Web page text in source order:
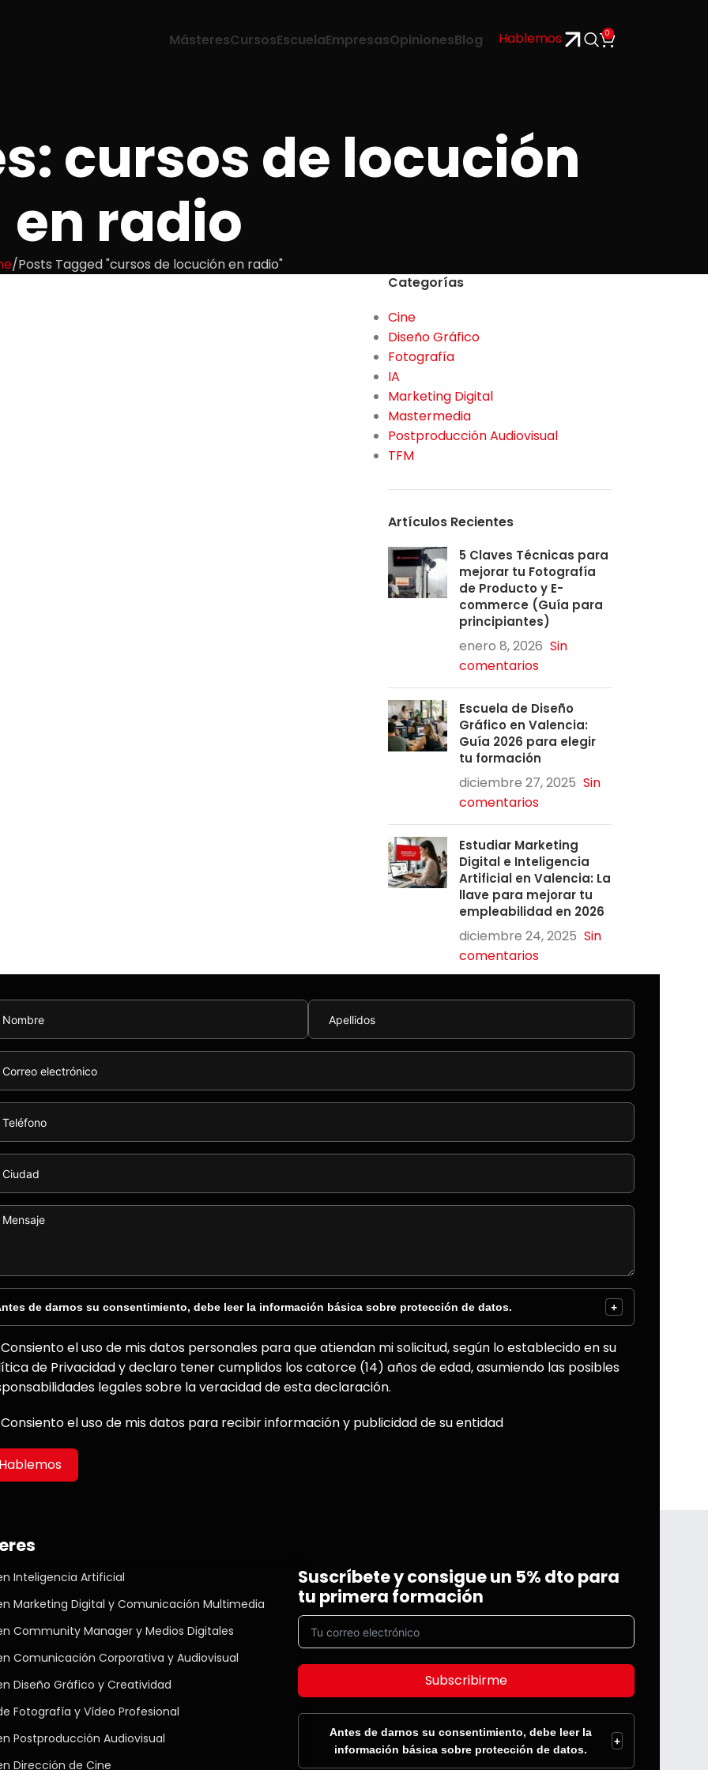
MásteresCursosEscuelaEmpresasOpinionesBlog Hablemos 0
cursos de locución
en radio
Posts Tagged "cursos de locución en radio"
Categorías
Cine
Diseño Gráfico
Fotografía
IA
Marketing Digital
Mastermedia
Postproducción Audiovisual
TFM
Artículos Recientes
5 Claves Técnicas para
mejorar tu Fotografía
de Producto y E-
commerce (Guía para
principiantes)
enero 8, 2026 Sin
comentarios
Escuela de Diseño
Gráfico en Valencia:
Guía 2026 para elegir
tu formación
diciembre 27, 2025 Sin
comentarios
Estudiar Marketing
Digital e Inteligencia
Artificial en Valencia: La
llave para mejorar tu
empleabilidad en 2026
diciembre 24, 2025 Sin
comentarios
de darnos su consentimiento, debe leer la información básica sobre protección de datos. +
Consiento el uso de mis datos personales para que atiendan mi solicitud, según lo establecido en su
de Privacidad y declaro tener cumplidos los catorce (14) años de edad, asumiendo las posibles
legales sobre la veracidad de esta declaración.
Consiento el uso de mis datos para recibir información y publicidad de su entidad
Hablemos
Inteligencia Artificial
Marketing Digital y Comunicación Multimedia
Community Manager y Medios Digitales
Comunicación Corporativa y Audiovisual
Diseño Gráfico y Creatividad
Fotografía y Vídeo Profesional
Postproducción Audiovisual
Dirección de Cine
Suscríbete y consigue un 5% dto para
tu primera formación
Subscribirme
Antes de darnos su consentimiento, debe leer la
información básica sobre protección de datos.
+